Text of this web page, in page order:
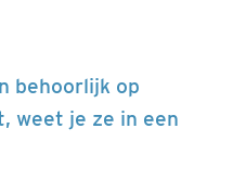
behoorlijk op
weet je ze in een